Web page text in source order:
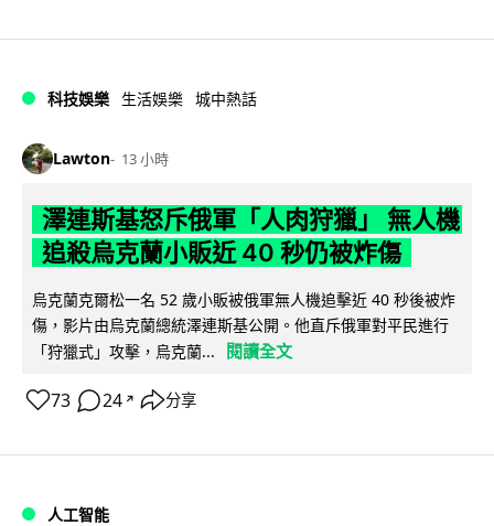
科技娛樂 生活娛樂 城中熱話
Lawton 13 小時
澤連斯基怒斥俄軍「人肉狩獵」 無人機
追殺烏克蘭小販近 40 秒仍被炸傷
烏克蘭克爾松一名 52 歲小販被俄軍無人機追擊近 40 秒後被炸
傷，影片由烏克蘭總統澤連斯基公開。他直斥俄軍對平民進行
「狩獵式」攻擊，烏克蘭...
閱讀全文
73 24 ↗ 分享
人工智能